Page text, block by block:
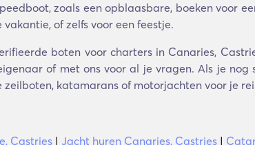
zoals een opblaasbare, boeken voor
of zelfs voor een feestje.
boten voor charters in Canaries,
of met ons voor al je vragen. Als je
katamarans of motorjachten voor je
Castries | Jacht huren Canaries, Castries |